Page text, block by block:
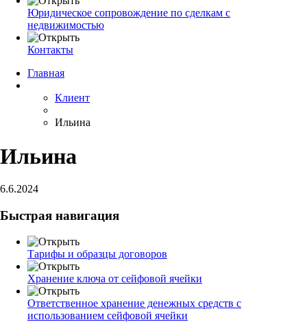
Юридическое сопровождение по сделкам с
недвижимостью
Контакты
Главная
Клиент
Ильина
Ильина
6.6.2024
Быстрая навигация
Тарифы и образцы договоров
Хранение ключа от сейфовой ячейки
Ответственное хранение денежных средств с
использованием сейфовой ячейки